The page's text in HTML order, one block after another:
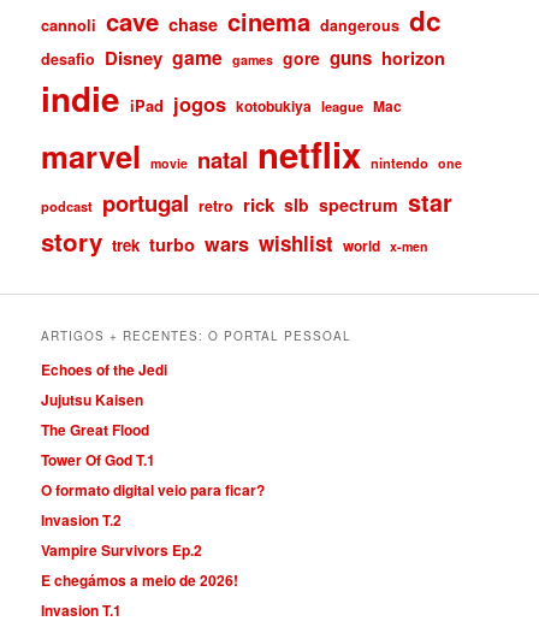
cannoli cave chase cinema dangerous dc
desafio Disney game games gore guns horizon
indie iPad jogos kotobukiya league Mac
marvel movie natal netflix nintendo one
podcast portugal retro rick slb spectrum star
story trek turbo wars wishlist world x-men
ARTIGOS + RECENTES: O PORTAL PESSOAL
Echoes of the Jedi
Jujutsu Kaisen
The Great Flood
Tower Of God T.1
O formato digital veio para ficar?
Invasion T.2
Vampire Survivors Ep.2
E chegámos a meio de 2026!
Invasion T.1